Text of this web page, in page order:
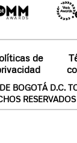
de
BOGOTÁ D.C.
RESERVADOS